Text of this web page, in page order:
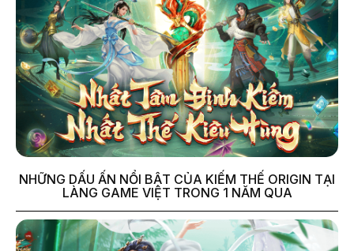
NHỮNG DẤU ẤN NỔI BẬT CỦA KIẾM THẾ ORIGIN TẠI
LÀNG GAME VIỆT TRONG 1 NĂM QUA